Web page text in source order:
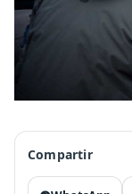
Compartir